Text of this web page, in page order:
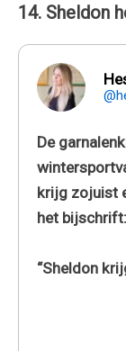
14. Sheldon
De
krijg zojuist
het bijschrift:
“Sheldon